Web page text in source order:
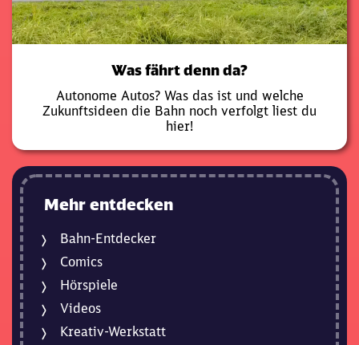
Was fährt denn da?
Autonome Autos? Was das ist und welche
Zukunftsideen die Bahn noch verfolgt liest du
hier!
Mehr entdecken
Bahn-Entdecker
Comics
Hörspiele
Videos
Kreativ-Werkstatt